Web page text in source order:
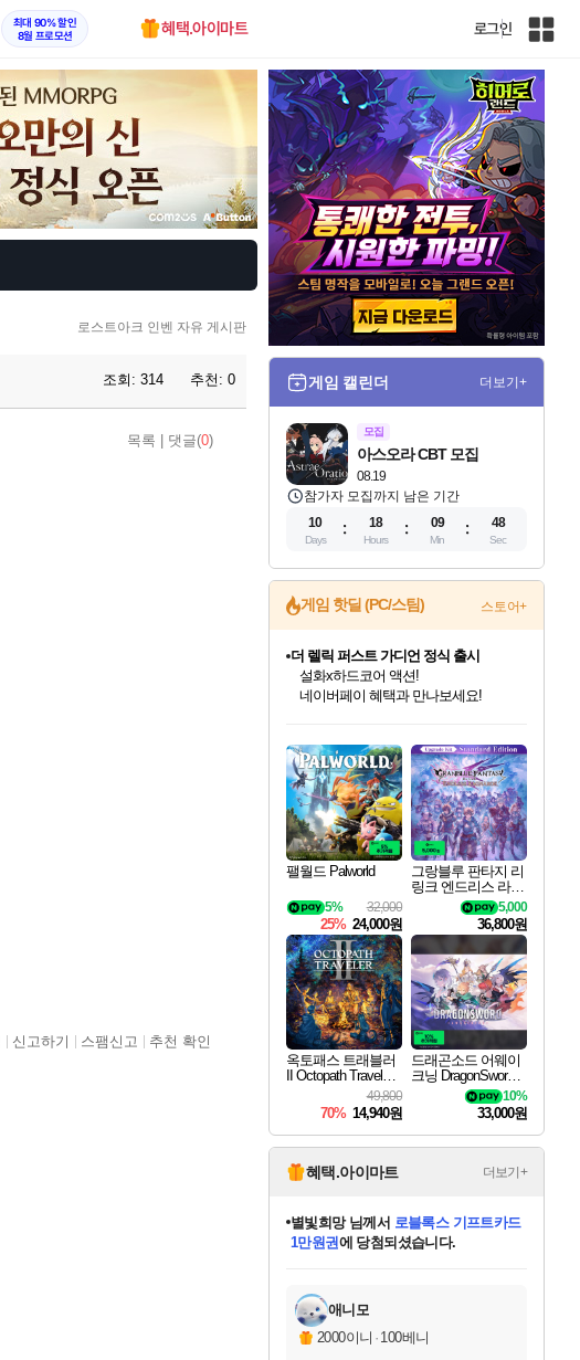
최대 90% 할인
8월 프로모션
혜택.아이마트 로그인
인
전
이
트
맵
로스트아크 인벤 자유 게시판
조회: 314 추천: 0
목록 댓글(0)
신고하기 스팸신고 추천 확인
게임 캘린더 더보기+
모집
08.19
아스오라 CBT 모집
참가자 모집까지 남은 기간
10
Days
18
Hours
09
Min
47
Sec
게임 핫딜 (PC/스팀) 스토어+
최대 90% 할인가를 만나보세요!
네이버혜택과 함께 만나보세요!
50%할인&추가 적립까지!
네이버 포인트 혜택까지!
이니&베니 혜택까지!
네이버 혜택가와 함께 예약하세요!
할인&네이버혜택으로 만나보세요!
네이버페이 혜택과 만나보세요!
베데스다 40주년 기념 할인 중!
베데스다의 명작들을
40주년 프로모션으로 만나보세요!
할인가에 만나보세요!
일부 에디션 상시 할인!
혜택으로 예약 판매 중
편안하게 충전하세요
팰월드 Palworld
32,000
5%
25% 24,000원
그랑블루 판타지 리
링크 엔드리스 라그
나로크 업그레이드
킷 Granblue Fantasy
Relink Endless Ragn
arok Upgrade Kit DL
C
5,000
36,800원
옥토패스 트래블러
II Octopath Traveler I
49,800
70% 14,940원
드래곤소드 어웨이
크닝 DragonSword A
10%
33,000원
혜택.아이마트 더보기+
교환.
당첨되셨습니다.
당첨되셨습니다.
당첨되셨습니다.
별빛희망님께서 로블록스 기프트카드
1만원권에 당첨되셨습니다.
당첨되셨습니다.
당첨되셨습니다.
당첨되셨습니다.
당첨되셨습니다.
에디션 (스팀코드)
당첨되셨습니다.
애니모
2000이니 · 100베니